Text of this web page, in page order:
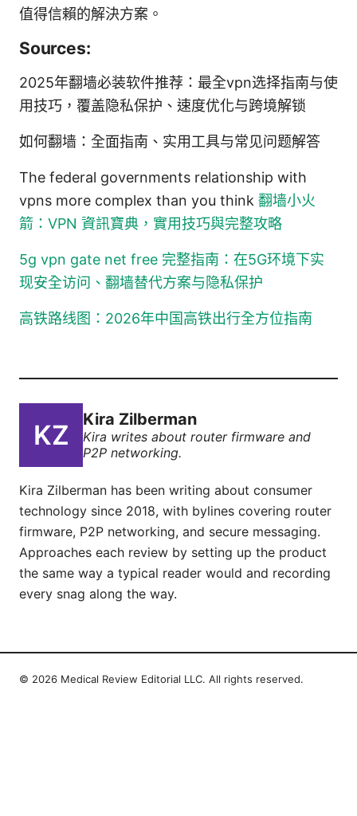
值得信賴的解決方案。
Sources:
2025年翻墙必装软件推荐：最全vpn选择指南与使
用技巧，覆盖隐私保护、速度优化与跨境解锁
如何翻墙：全面指南、实用工具与常见问题解答
The federal governments relationship with
vpns more complex than you think 翻墙小火
箭：VPN 資訊寶典，實用技巧與完整攻略
5g vpn gate net free 完整指南：在5G环境下实
现安全访问、翻墙替代方案与隐私保护
高铁路线图：2026年中国高铁出行全方位指南
Kira Zilberman
Kira writes about router firmware and
P2P networking.
Kira Zilberman has been writing about consumer
technology since 2018, with bylines covering router
firmware, P2P networking, and secure messaging.
Approaches each review by setting up the product
the same way a typical reader would and recording
every snag along the way.
© 2026 Medical Review Editorial LLC. All rights reserved.